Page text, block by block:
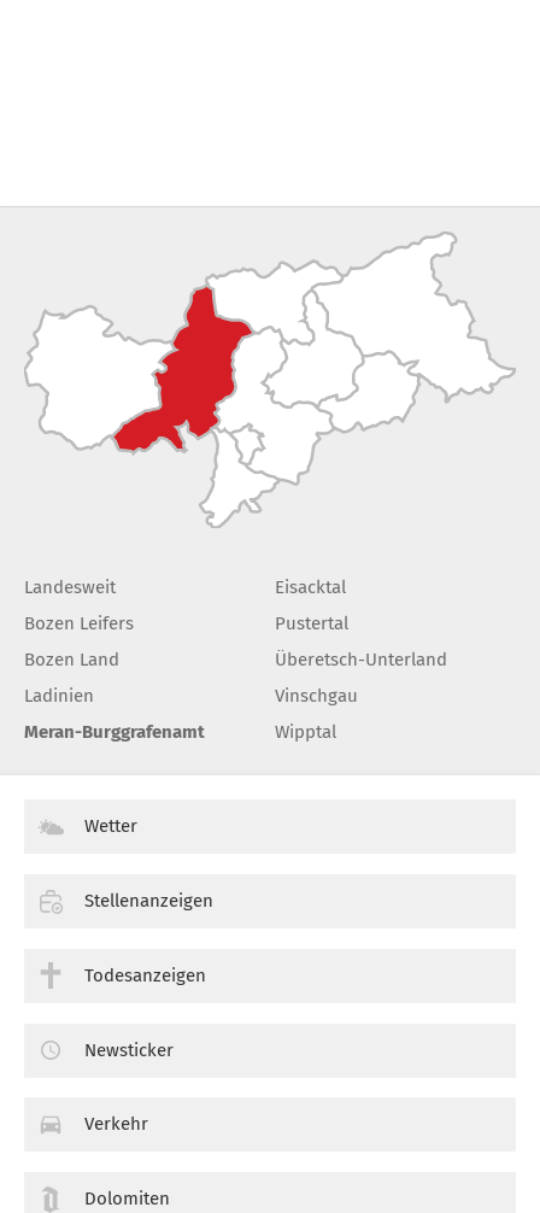
Landesweit
Bozen Leifers
Bozen Land
Ladinien
Meran-Burggrafenamt
Eisacktal
Pustertal
Überetsch-Unterland
Vinschgau
Wipptal
Wetter
Stellenanzeigen
Todesanzeigen
Newsticker
Verkehr
Dolomiten